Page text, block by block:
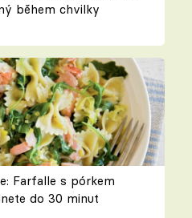
během chvilky
Farfalle s pórkem
do 30 minut